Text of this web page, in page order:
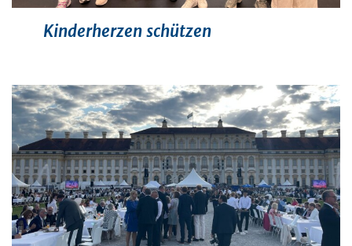
Kinderherzen schützen